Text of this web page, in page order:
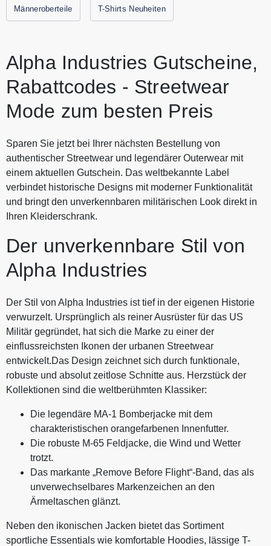
T-Shirts, Shorts und passende Accessoires für den Alltag.
Männeroberteile T-Shirts Neuheiten
Alpha Industries Gutscheine,
Rabattcodes - Streetwear
Mode zum besten Preis
Sparen Sie jetzt bei Ihrer nächsten Bestellung von
authentischer Streetwear und legendärer Outerwear mit
einem aktuellen Gutschein. Das weltbekannte Label
verbindet historische Designs mit moderner Funktionalität
und bringt den unverkennbaren militärischen Look direkt in
Ihren Kleiderschrank.
Der unverkennbare Stil von
Alpha Industries
Der Stil von Alpha Industries ist tief in der eigenen Historie
verwurzelt. Ursprünglich als reiner Ausrüster für das US
Militär gegründet, hat sich die Marke zu einer der
einflussreichsten Ikonen der urbanen Streetwear
entwickelt.Das Design zeichnet sich durch funktionale,
robuste und absolut zeitlose Schnitte aus. Herzstück der
Kollektionen sind die weltberühmten Klassiker:
Die legendäre MA-1 Bomberjacke mit dem
charakteristischen orangefarbenen Innenfutter.
Die robuste M-65 Feldjacke, die Wind und Wetter
trotzt.
Das markante „Remove Before Flight“-Band, das als
unverwechselbares Markenzeichen an den
Ärmeltaschen glänzt.
Neben den ikonischen Jacken bietet das Sortiment
sportliche Essentials wie komfortable Hoodies, lässige T-